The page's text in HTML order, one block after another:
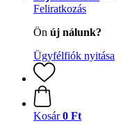
Feliratkozás
Ön új nálunk?
Ügyfélfiók nyitása
Kosár 0 Ft